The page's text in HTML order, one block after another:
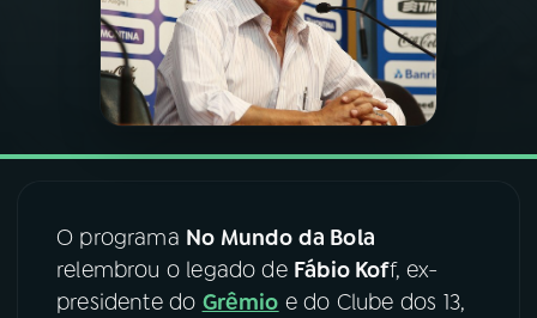
PODCASTS
VIDEOCASTS
08 FESTIVAL DE MÚSICA
O programa No Mundo da Bola
relembrou o legado de Fábio Koff, ex-
presidente do Grêmio e do Clube dos 13,